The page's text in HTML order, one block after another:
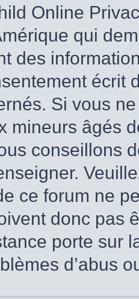
Online
qui
des
écrit
Si vous
mineurs âgés
conseillons
ce forum ne
donc pas
porte sur
d’abus